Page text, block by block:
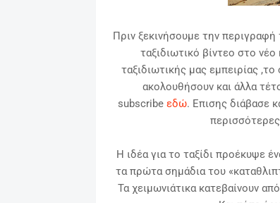
Πριν ξεκινήσουμε την
ταξιδιωτικό βίντεο στο
ταξιδιωτικής μας εμπειρίας ,το
ακολουθήσουν και άλλα
subscribe εδώ. Επισης διάβασε
Η ιδέα για το ταξίδι προέκυψε
τα πρώτα σημάδια του
Τα χειμωνιάτικα κατεβαίνουν